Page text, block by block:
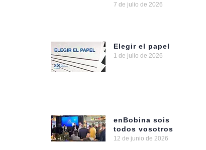
7 de julio de 2026
Elegir el papel
1 de julio de 2026
enBobina sois
todos vosotros
12 de junio de 2026